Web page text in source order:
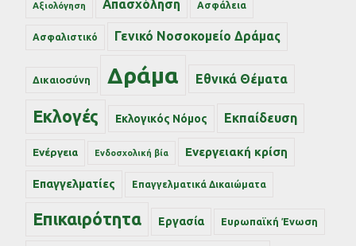
Αξιολόγηση Απασχόληση Ασφάλεια
Ασφαλιστικό Γενικό Νοσοκομείο Δράμας
Δικαιοσύνη Δράμα Εθνικά Θέματα
Εκλογές Εκλογικός Νόμος Εκπαίδευση
Ενέργεια Ενδοσχολική βία Ενεργειακή κρίση
Επαγγελματίες Επαγγελματικά Δικαιώματα
Επικαιρότητα Εργασία Ευρωπαϊκή Ένωση